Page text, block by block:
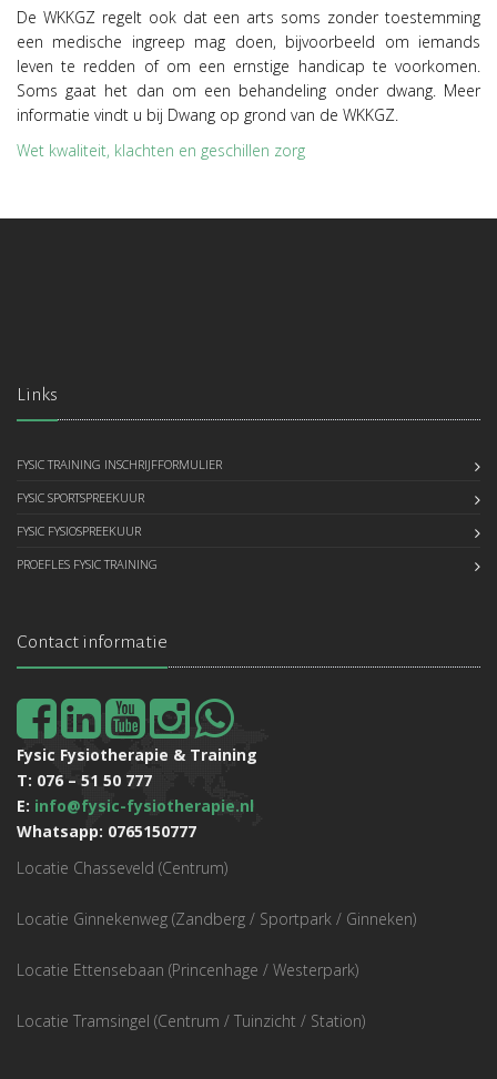
De WKKGZ regelt ook dat een arts soms zonder toestemming
een medische ingreep mag doen, bijvoorbeeld om iemands
leven te redden of om een ernstige handicap te voorkomen.
Soms gaat het dan om een behandeling onder dwang. Meer
informatie vindt u bij Dwang op grond van de WKKGZ.
Wet kwaliteit, klachten en geschillen zorg
Links
FYSIC TRAINING INSCHRIJFFORMULIER
FYSIC SPORTSPREEKUUR
FYSIC FYSIOSPREEKUUR
PROEFLES FYSIC TRAINING
Contact informatie
Fysic Fysiotherapie & Training
T: 076 – 51 50 777
E: info@fysic-fysiotherapie.nl
Whatsapp: 0765150777
Locatie Chasseveld (Centrum)
Locatie Ginnekenweg (Zandberg / Sportpark / Ginneken)
Locatie Ettensebaan (Princenhage / Westerpark)
Locatie Tramsingel (Centrum / Tuinzicht / Station)